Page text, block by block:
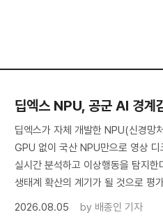
딥엑스 NPU, 공군 AI 경계
딥엑스가 자체 개발한 NPU(신경망
GPU 없이 국산 NPU만으로 영상
실시간 분석하고 이상행동을 탐지
생태계 확산의 계기가 될 것으로 평
2026.08.05
by 배종인 기자